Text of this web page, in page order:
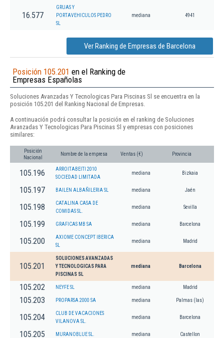
16.577
GRUAS Y
PORTAVEHICULOS PEDRO
SL
mediana 4941
Ver Ranking de Empresas de Barcelona
Posición 105.201 en el Ranking de
Empresas Españolas
Soluciones Avanzadas Y Tecnologicas Para Piscinas Sl se encuentra en la
posición 105.201 del Ranking Nacional de Empresas.
A continuación podrá consultar la posición en el ranking de Soluciones
Avanzadas Y Tecnologicas Para Piscinas Sl y empresas con posiciones
similares:
Posición
Nacional
Nombre de la empresa Ventas (€) Provincia
105.196
ARROITABEITI 2010
SOCIEDAD LIMITADA
mediana Bizkaia
105.197 BAILEN ALBAÑILERIA SL mediana Jaén
105.198
CATALINA CASA DE
COMIDAS SL.
mediana Sevilla
105.199 GRAFICAS MB SA mediana Barcelona
105.200
AXIOME CONCEPT IBERICA
SL
mediana Madrid
105.201
SOLUCIONES AVANZADAS
Y TECNOLOGICAS PARA
PISCINAS SL
mediana Barcelona
105.202 NEYFE SL mediana Madrid
105.203 PROPARSA 2000 SA mediana Palmas (las)
105.204
CLUB DE VACACIONES
VILANOVA SL.
mediana Barcelona
105.205 MURANOBLUE SL. mediana Castellon